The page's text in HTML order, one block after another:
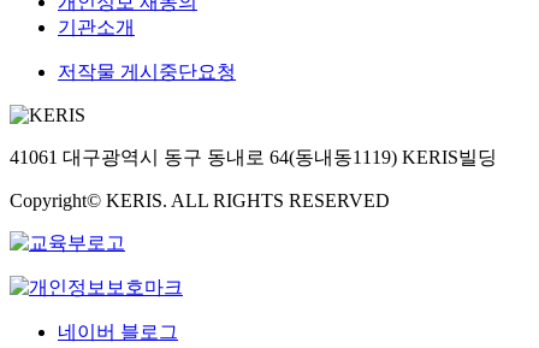
기관소개
저작물 게시중단요청
41061 대구광역시 동구 동내로 64(동내동1119) KERIS빌딩
Copyright© KERIS. ALL RIGHTS RESERVED
네이버 블로그